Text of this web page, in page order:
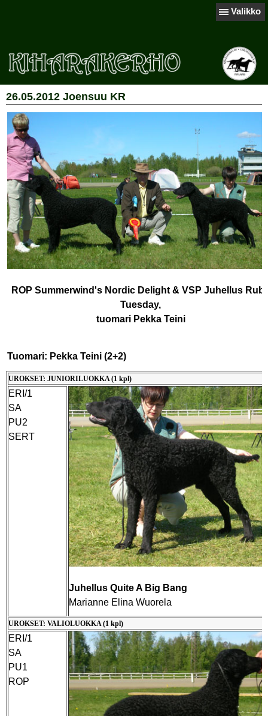
Valikko
26.05.2012 Joensuu KR
ROP Summerwind's Nordic Delight & VSP Juhellus
Tuesday,
tuomari Pekka Teini
Tuomari: Pekka Teini (2+2)
UROKSET: JUNIORILUOKKA (1 kpl)
ERI/1
SA
PU2
SERT
Juhellus Quite A Big Bang
Marianne Elina Wuorela
UROKSET: VALIOLUOKKA (1 kpl)
ERI/1
SA
PU1
ROP